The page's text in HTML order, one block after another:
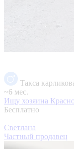
Такса
~6 мес.
Ищу хозяина
Бесплатно
Светлана
Частный продавец